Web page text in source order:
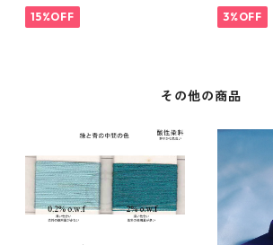
15%OFF 3%OFF
その他の商品